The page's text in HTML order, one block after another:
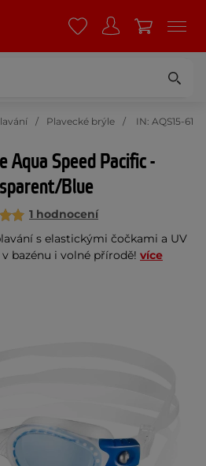
Plavecké brýle IN: AQS15-61
Aqua Speed Pacific -
Blue
1 hodnocení
s elastickými čočkami a UV
bazénu i volné přírodě! více